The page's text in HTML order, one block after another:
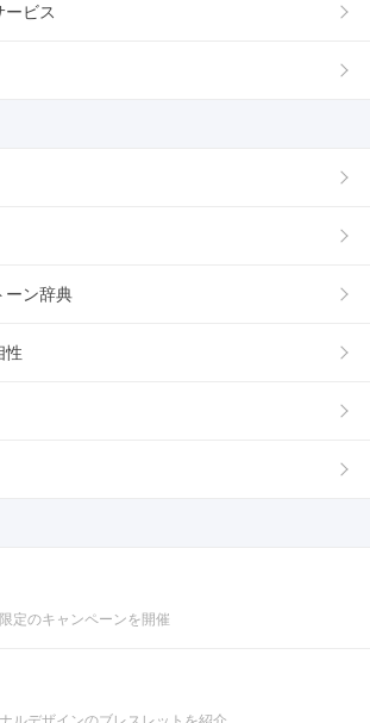
ービス
ーン辞典
性
定のキャンペーンを開催